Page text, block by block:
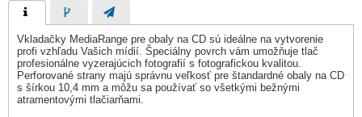
Vkladačky MediaRange pre obaly na CD sú ideálne na vytvorenie
profi vzhľadu Vašich mídií. Špeciálny povrch vám umožňuje tlač
profesionálne vyzerajúcich fotografií s fotografickou kvalitou.
Perforované strany majú správnu veľkosť pre štandardné obaly na CD
s šírkou 10,4 mm a môžu sa používať so všetkými bežnými
atramentovými tlačiarňami.